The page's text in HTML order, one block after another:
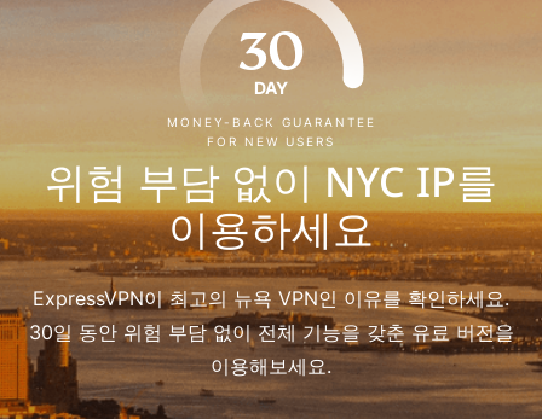
30
DAY
MONEY-BACK GUARANTEE
FOR NEW USERS
위험 부담 없이 NYC IP를
이용하세요
ExpressVPN이 최고의 뉴욕 VPN인 이유를 확인하세요.
30일 동안 위험 부담 없이 전체 기능을 갖춘 유료 버전을
이용해보세요.